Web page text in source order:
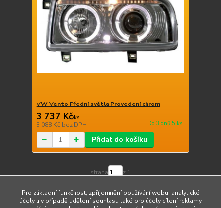
VW Vento Přední světla Provedení chrom
3 737 Kč/ks
3 088 Kč bez DPH Do 3 dnů 5 ks
Přidat do košíku
strana z 1
Pro základní funkčnost, zpříjemnění používání webu, analytické
účely a v případě udělení souhlasu také pro účely cílení reklamy